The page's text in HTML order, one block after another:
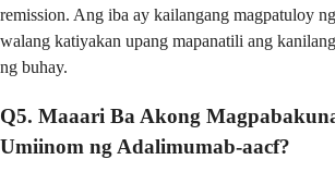
remission. Ang iba ay kailangang magpatuloy
walang katiyakan upang mapanatili ang
ng buhay.
Q5. Maaari Ba Akong
Umiinom ng Adalimumab-aacf?